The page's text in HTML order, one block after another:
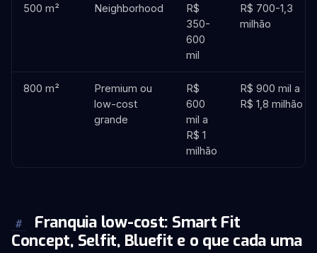
500 m² Neighborhood
R$
350-
600
mil
R$ 700-1,3
milhão
800 m²
Premium ou
low-cost
grande
R$
600
mil a
R$ 1
milhão
R$ 900 mil a
R$ 1,8 milhão
#
Franquia low-cost: Smart Fit
Concept, Selfit, Bluefit e o que cada uma